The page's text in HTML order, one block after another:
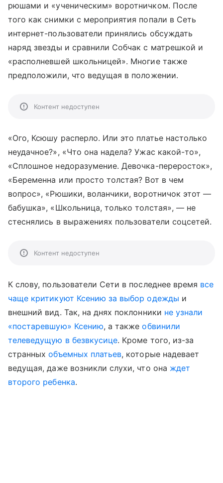
рюшами и «ученическим» воротничком. После
того как снимки с мероприятия попали в Сеть
интернет-пользователи принялись обсуждать
наряд звезды и сравнили Собчак с матрешкой и
«располневшей школьницей». Многие также
предположили, что ведущая в положении.
Контент недоступен
«Ого, Ксюшу расперло. Или это платье настолько
неудачное?», «Что она надела? Ужас какой-то»,
«Сплошное недоразумение. Девочка-переросток»,
«Беременна или просто толстая? Вот в чем
вопрос», «Рюшики, воланчики, воротничок этот —
бабушка», «Школьница, только толстая», — не
стеснялись в выражениях пользователи соцсетей.
Контент недоступен
К слову, пользователи Сети в последнее время все
чаще критикуют Ксению за выбор одежды и
внешний вид. Так, на днях поклонники не узнали
«постаревшую» Ксению, а такжеобвинили
телеведущую в безвкусице. Кроме того, из-за
странныхобъемных платьев, которые надевает
ведущая, даже возникли слухи, что она ждет
второго ребенка.